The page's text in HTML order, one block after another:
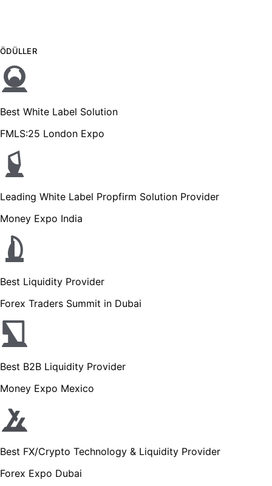
ÖDÜLLER
Best White Label Solution
FMLS:25 London Expo
Leading White Label Propfirm Solution Provider
Money Expo India
Best Liquidity Provider
Forex Traders Summit in Dubai
Best B2B Liquidity Provider
Money Expo Mexico
Best FX/Crypto Technology & Liquidity Provider
Forex Expo Dubai